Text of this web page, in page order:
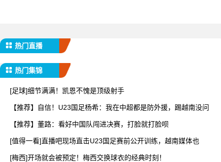
热门直播
热门集锦
[足球]细节满满！凯恩不愧是顶级射手
【推荐】自信！U23国足杨希：我在中超都是防外援，踢越南没问
【推荐】董路：看好中国队闯进决赛，打脸就打脸呗
[值得一看]直播吧现场直击U23国足赛前公开训练，越南媒体也
[梅西]开场就会被预定！梅西交换球衣的经典时刻！